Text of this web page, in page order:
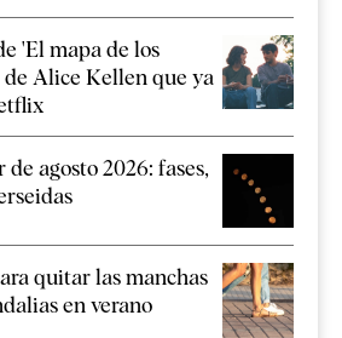
'El mapa de los
de Alice Kellen que ya
agosto 2026: fases,
quitar las manchas
en verano